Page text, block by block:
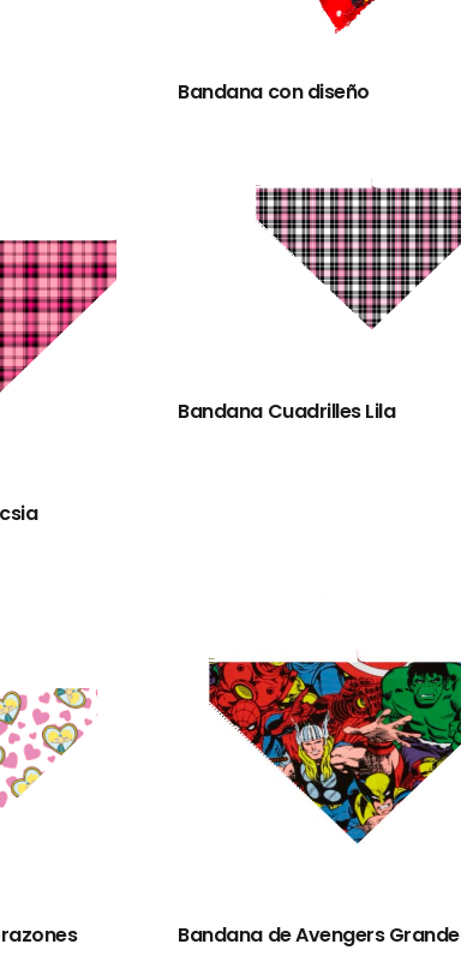
Bandana con diseño
Bandana Cuadrilles Lila
Bandana de Avengers Grande